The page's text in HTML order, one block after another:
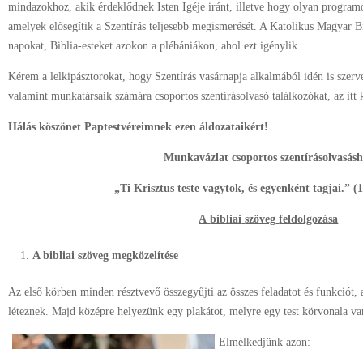
mindazokhoz, akik érdeklődnek Isten Igéje iránt, illetve hogy olyan
amelyek elősegítik a Szentírás teljesebb megismerését. A Katolikus Magyar
napokat, Biblia-esteket azokon a plébániákon, ahol ezt igénylik.
Kérem a lelkipásztorokat, hogy Szentírás vasárnapja alkalmából idén is
valamint munkatársaik számára csoportos szentírásolvasó találkozókat, az
Hálás köszönet Paptestvéreimnek ezen áldozataikért!
Munkavázlat csoportos
„Ti Krisztus teste vagytok, és egyenként tagjai.”(1
A bibliai szöveg feldolgozása
A bibliai szöveg megközelítése
Az első körben minden résztvevő összegyűjti az összes feladatot és funkciót,
léteznek. Majd középre helyezünk egy plakátot, melyre egy test körvonala
Elmélkedjünk azon: